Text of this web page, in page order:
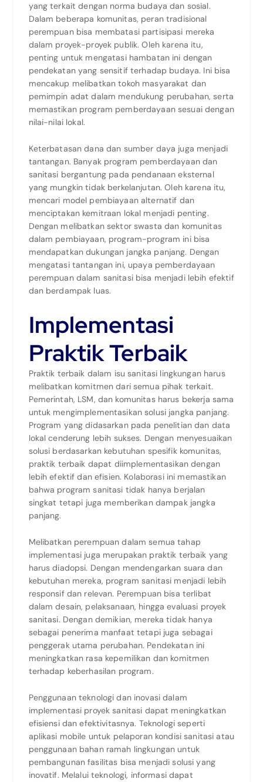
yang terkait dengan norma budaya dan sosial.
Dalam beberapa komunitas, peran tradisional
perempuan bisa membatasi partisipasi mereka
dalam proyek-proyek publik. Oleh karena itu,
penting untuk mengatasi hambatan ini dengan
pendekatan yang sensitif terhadap budaya. Ini bisa
mencakup melibatkan tokoh masyarakat dan
pemimpin adat dalam mendukung perubahan, serta
memastikan program pemberdayaan sesuai dengan
nilai-nilai lokal.
Keterbatasan dana dan sumber daya juga menjadi
tantangan. Banyak program pemberdayaan dan
sanitasi bergantung pada pendanaan eksternal
yang mungkin tidak berkelanjutan. Oleh karena itu,
mencari model pembiayaan alternatif dan
menciptakan kemitraan lokal menjadi penting.
Dengan melibatkan sektor swasta dan komunitas
dalam pembiayaan, program-program ini bisa
mendapatkan dukungan jangka panjang. Dengan
mengatasi tantangan ini, upaya pemberdayaan
perempuan dalam sanitasi bisa menjadi lebih efektif
dan berdampak luas.
Implementasi
Praktik Terbaik
Praktik terbaik dalam isu sanitasi lingkungan harus
melibatkan komitmen dari semua pihak terkait.
Pemerintah, LSM, dan komunitas harus bekerja sama
untuk mengimplementasikan solusi jangka panjang.
Program yang didasarkan pada penelitian dan data
lokal cenderung lebih sukses. Dengan menyesuaikan
solusi berdasarkan kebutuhan spesifik komunitas,
praktik terbaik dapat diimplementasikan dengan
lebih efektif dan efisien. Kolaborasi ini memastikan
bahwa program sanitasi tidak hanya berjalan
singkat tetapi juga memberikan dampak jangka
panjang.
Melibatkan perempuan dalam semua tahap
implementasi juga merupakan praktik terbaik yang
harus diadopsi. Dengan mendengarkan suara dan
kebutuhan mereka, program sanitasi menjadi lebih
responsif dan relevan. Perempuan bisa terlibat
dalam desain, pelaksanaan, hingga evaluasi proyek
sanitasi. Dengan demikian, mereka tidak hanya
sebagai penerima manfaat tetapi juga sebagai
penggerak utama perubahan. Pendekatan ini
meningkatkan rasa kepemilikan dan komitmen
terhadap keberhasilan program.
Penggunaan teknologi dan inovasi dalam
implementasi proyek sanitasi dapat meningkatkan
efisiensi dan efektivitasnya. Teknologi seperti
aplikasi mobile untuk pelaporan kondisi sanitasi atau
penggunaan bahan ramah lingkungan untuk
pembangunan fasilitas bisa menjadi solusi yang
inovatif. Melalui teknologi, informasi dapat